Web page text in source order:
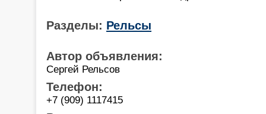
Разделы: Рельсы
Автор объявления:
Сергей Рельсов
Телефон:
+7 (909) 1117415